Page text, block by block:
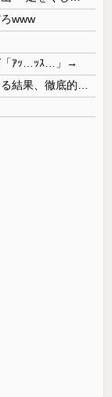
www
「ｱｯ…ｯｽ…」→